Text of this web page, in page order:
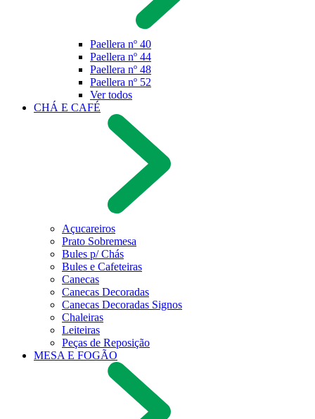
Paellera nº 40
Paellera nº 44
Paellera nº 48
Paellera nº 52
Ver todos
CHÁ E CAFÉ
Açucareiros
Prato Sobremesa
Bules p/ Chás
Bules e Cafeteiras
Canecas
Canecas Decoradas
Canecas Decoradas Signos
Chaleiras
Leiteiras
Peças de Reposição
MESA E FOGÃO